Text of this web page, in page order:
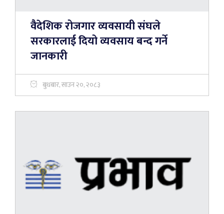
वैदेशिक रोजगार व्यवसायी संघले
सरकारलाई दियो व्यवसाय बन्द गर्ने
जानकारी
बुधबार, साउन २०, २०८३